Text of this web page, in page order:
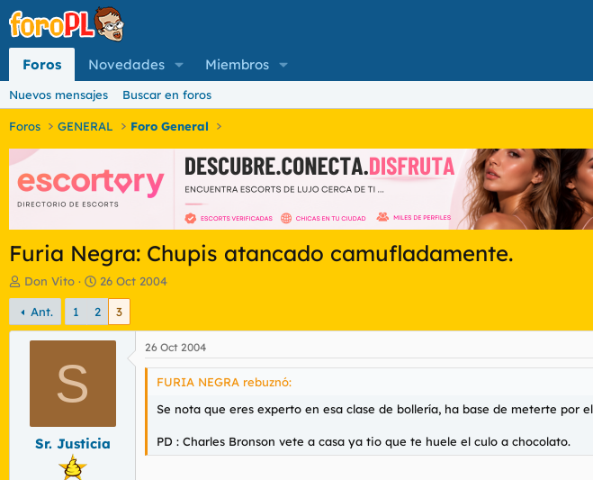
Foros Novedades Miembros
Nuevos mensajes Buscar en foros
Foros GENERAL Foro General
Furia Negra: Chupis atancado camufladamente.
I
n
i
c
d
Don Vito
F
e
c
h
a
i
c
26 Oct 2004
Ant. 1 2 3
S
Sr. Justicia
26 Oct 2004
FURIA NEGRA rebuznó:
Se nota que eres experto en esa clase de bollería, ha base de meterte por
PD : Charles Bronson vete a casa ya tio que te huele el culo a chocolato.